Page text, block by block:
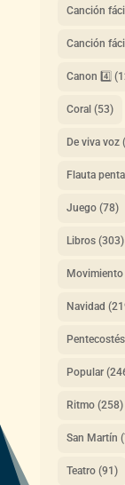
Canción
Canción
Canon 4️⃣
Coral (53)
De viva voz
Flauta
Juego(78)
Libros(303)
Movimiento
Navidad
Pentecostés
Popular
Ritmo(258)
San Martín
Teatro(91)